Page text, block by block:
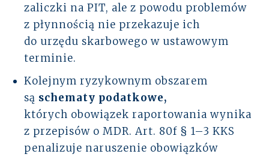
zaliczki na PIT, ale z powodu problemów
z płynnością nie przekazuje ich
do urzędu skarbowego w ustawowym
terminie.
Kolejnym ryzykownym obszarem
są schematy podatkowe,
których obowiązek raportowania wynika
z przepisów o MDR. Art. 80f § 1–3 KKS
penalizuje naruszenie obowiązków